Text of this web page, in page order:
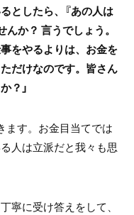
としたら、『あの人は
か？ 言うでしょう。
をやるよりは、お金を
だけなのです。皆さん
？」
ます。お金目当てでは
人は立派だと我々も思
寧に受け答えをして、